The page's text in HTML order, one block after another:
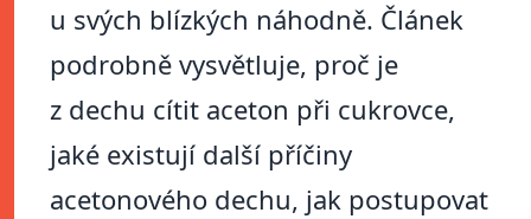
u svých blízkých náhodně. Článek
podrobně vysvětluje, proč je
z dechu cítit aceton při cukrovce,
jaké existují další příčiny
acetonového dechu, jak postupovat